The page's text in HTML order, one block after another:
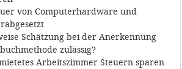
von Computerhardware und
Schätzung bei der Anerkennung
zulässig?
Arbeitszimmer Steuern sparen